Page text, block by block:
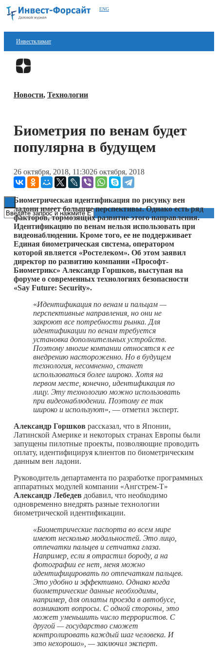
ENG
Инвестклимат
Финансы
Блокчейн
Книги
Новости, Технологии
Биометрия по венам будет
популярна в будущем
26 октября, 2018, 11:3026 октября, 2018
Биометрическая идентификация по рисунку вен
ладони имеет большие перспективы. Однако есть ряд
факторов, тормозящих развитие этого направления.
Идентификацию по венам нельзя использовать при
видеонаблюдении. Кроме того, ее не поддерживает
Единая биометрическая система, оператором
которой является «Ростелеком». Об этом заявил
директор по развитию компании «Прософт-
Биометрикс» Александр Горшков, выступая на
форуме о современных технологиях безопасности
«Say Future: Security».
«Идентификация по венам и пальцам —
перспективные направления, но они не
закроют все потребности рынка. Для
идентификации по венам требуется
установка дополнительных устройств.
Поэтому многие компании относятся к ее
внедрению настороженно. Но в будущем
технология, несомненно, станет
использоваться более широко. Хотя на
первом месте, конечно, идентификация по
лицу. Эту технологию можно использовать
при видеонаблюдении. Поэтому ее так
широко и используют», — отметил эксперт.
Александр Горшков рассказал, что в Японии,
Латинской Америке и некоторых странах Европы были
запущены пилотные проекты, позволяющие проводить
оплату, идентифицируя клиентов по биометрическим
данным вен ладони.
Руководитель департамента по разработке программных
аппаратных модулей компании «Ангстрем-Т»
Александр Лебедев добавил, что необходимо
одновременно внедрять разные технологии
биометрической идентификации.
«Биометрические паспорта во всем мире
имеют несколько модальностей. Это лицо,
отпечатки пальцев и сетчатка глаза.
Например, если я отрастил бороду, а на
фотографии ее нет, меня можно
идентифицировать по отпечаткам пальцев.
Это удобно и эффективно. Однако когда
биометрические данные необходимы,
например, для оплаты проезда в автобусе,
возникают вопросы. С одной стороны, это
может уменьшить число террористов. С
другой — государство сможет
контролировать каждый шаг человека. И
это нехорошо», — заключил эксперт.